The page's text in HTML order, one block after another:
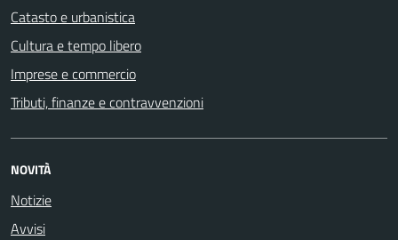
Catasto e urbanistica
Cultura e tempo libero
Imprese e commercio
Tributi, finanze e contravvenzioni
NOVITÀ
Notizie
Avvisi